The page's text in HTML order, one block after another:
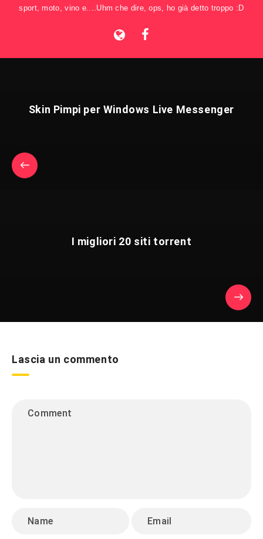
sport, moto, vino e....Uhm che dire, ops, ho già detto troppo :D
Skin Pimpi per Windows Live Messenger
I migliori 20 siti torrent
Lascia un commento